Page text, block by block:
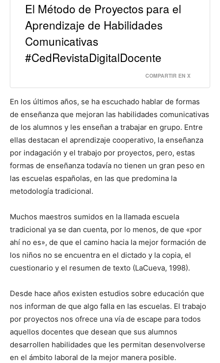
El Método de Proyectos para el
Aprendizaje de Habilidades
Comunicativas
#CedRevistaDigitalDocente
COMPARTIR EN X
En los últimos años, se ha escuchado hablar de formas
de enseñanza que mejoran las habilidades comunicativas
de los alumnos y les enseñan a trabajar en grupo. Entre
ellas destacan el aprendizaje cooperativo, la enseñanza
por indagación y el trabajo por proyectos, pero, estas
formas de enseñanza todavía no tienen un gran peso en
las escuelas españolas, en las que predomina la
metodología tradicional.
Muchos maestros sumidos en la llamada escuela
tradicional ya se dan cuenta, por lo menos, de que «por
ahí no es», de que el camino hacia la mejor formación de
los niños no se encuentra en el dictado y la copia, el
cuestionario y el resumen de texto (LaCueva, 1998).
Desde hace años existen estudios sobre educación que
nos informan de que algo falla en las escuelas. El trabajo
por proyectos nos ofrece una vía de escape para todos
aquellos docentes que desean que sus alumnos
desarrollen habilidades que les permitan desenvolverse
en el ámbito laboral de la mejor manera posible.